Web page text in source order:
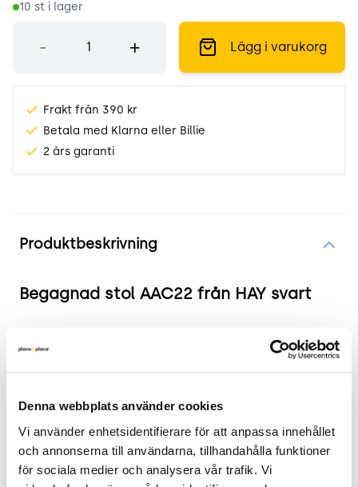
Denna webbplats använder cookies
Vi använder enhetsidentifierare för att anpassa innehållet
och annonserna till användarna, tillhandahålla funktioner
för sociala medier och analysera vår trafik. Vi
10 st i lager
- + Lägg i varukorg
Frakt från 390 kr
Betala med Klarna eller Billie
2 års garanti
Produktbeskrivning
Begagnad stol AAC22 från HAY svart
Mått: Bredd 59 cm, Djup 52 cm, Höjd 79 cm,
Sitthöjd 46 cm
Skick: 3/5 Repor förekommer
2 års garanti